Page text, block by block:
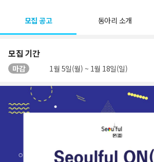
모집 공고 동아리 소개
모집 기간
마감 1월 5일(월) ~ 1월 18일(일)